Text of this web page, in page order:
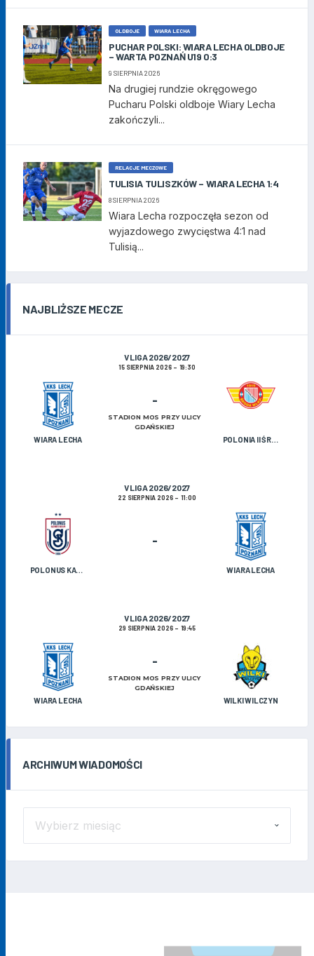
OLDBOJE WIARA LECHA
PUCHAR POLSKI: WIARA LECHA OLDBOJE
– WARTA POZNAŃ U19 0:3
9 SIERPNIA 2026
Na drugiej rundzie okręgowego
Pucharu Polski oldboje Wiary Lecha
zakończyli...
RELACJE MECZOWE
TULISIA TULISZKÓW – WIARA LECHA 1:4
8 SIERPNIA 2026
Wiara Lecha rozpoczęła sezon od
wyjazdowego zwycięstwa 4:1 nad
Tulisią...
NAJBLIŻSZE MECZE
V LIGA 2026/2027
15 SIERPNIA 2026 19:30
WIARA LECHA POLONIA II ŚRODA WIELKOPOLSKA
-
STADION MOS PRZY ULICY
GDAŃSKIEJ
V LIGA 2026/2027
22 SIERPNIA 2026 11:00
POLONUS KAZIMIERZ BISKUPI WIARA LECHA
-
V LIGA 2026/2027
29 SIERPNIA 2026 19:45
WIARA LECHA WILKI WILCZYN
-
STADION MOS PRZY ULICY
GDAŃSKIEJ
ARCHIWUM WIADOMOŚCI
WIADOMOŚCI